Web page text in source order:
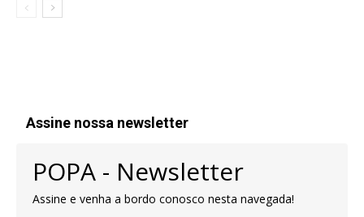
Assine nossa newsletter
POPA - Newsletter
Assine e venha a bordo conosco nesta navegada!